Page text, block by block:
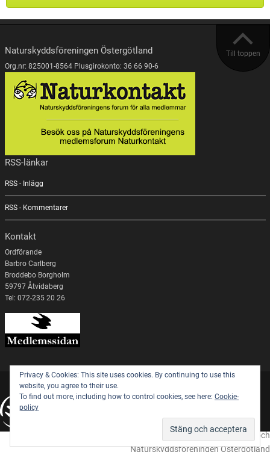
Till toppen
Naturskyddsföreningen Östergötland
Org.nr: 825001-8564 Plusgirokonto: 36 66 90-6
RSS-länkar
RSS - Inlägg
RSS - Kommentarer
Kontakt
Ordförande
Barbro Carlberg
Broddebo Borgholm
59797 Åtvidaberg
Tel: 072-235 20 26
© 2026 Naturskyddsföreningen och
Naturskyddsföreningen Östergötland
Privacy & Cookies: This site uses cookies. By continuing to use this
website, you agree to their use.
To find out more, including how to control cookies, see here: Cookie-
policy